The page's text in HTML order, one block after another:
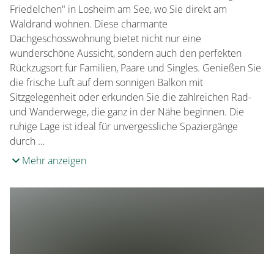
Friedelchen" in Losheim am See, wo Sie direkt am
Waldrand wohnen. Diese charmante
Dachgeschosswohnung bietet nicht nur eine
wunderschöne Aussicht, sondern auch den perfekten
Rückzugsort für Familien, Paare und Singles. Genießen Sie
die frische Luft auf dem sonnigen Balkon mit
Sitzgelegenheit oder erkunden Sie die zahlreichen Rad-
und Wanderwege, die ganz in der Nähe beginnen. Die
ruhige Lage ist ideal für unvergessliche Spaziergänge
durch …
Mehr anzeigen